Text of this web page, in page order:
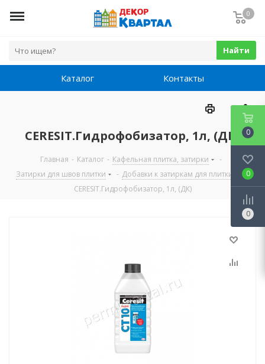
0
Найти
Каталог Контакты
CERESIT.Гидрофобизатор, 1л, (ДК)
Главная - Каталог - Кафельная плитка, затирки
-
Затирки для швов плитки
- Добавки к затиркам для плитки
CERESIT.Гидрофобизатор, 1л, (ДК)
0
0
0